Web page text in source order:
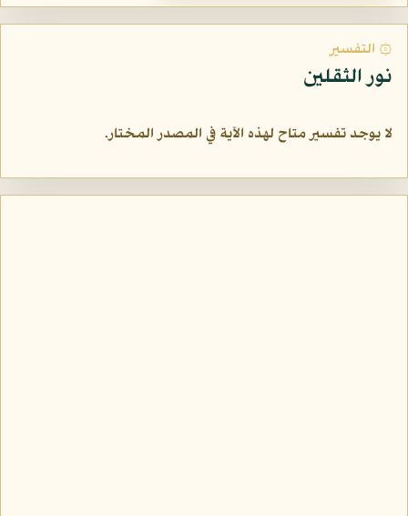
۞ التفسير
نور الثقلين
لا يوجد تفسير متاح لهذه الآية في المصدر المختار.